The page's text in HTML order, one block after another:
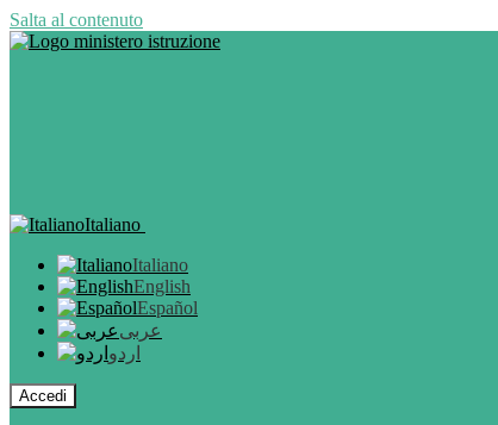
Salta al contenuto
Italiano
Italiano
English
Español
عربى
اردو
Accedi